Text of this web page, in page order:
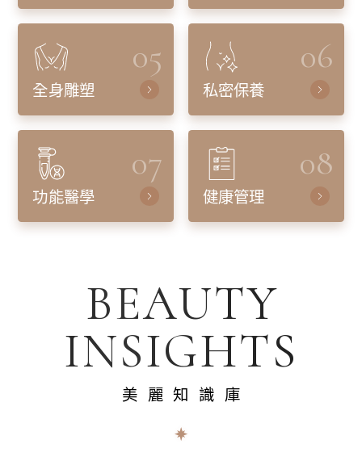
05
全身雕塑
06
私密保養
07
功能醫學
08
健康管理
BEAUTY
INSIGHTS
美麗知識庫